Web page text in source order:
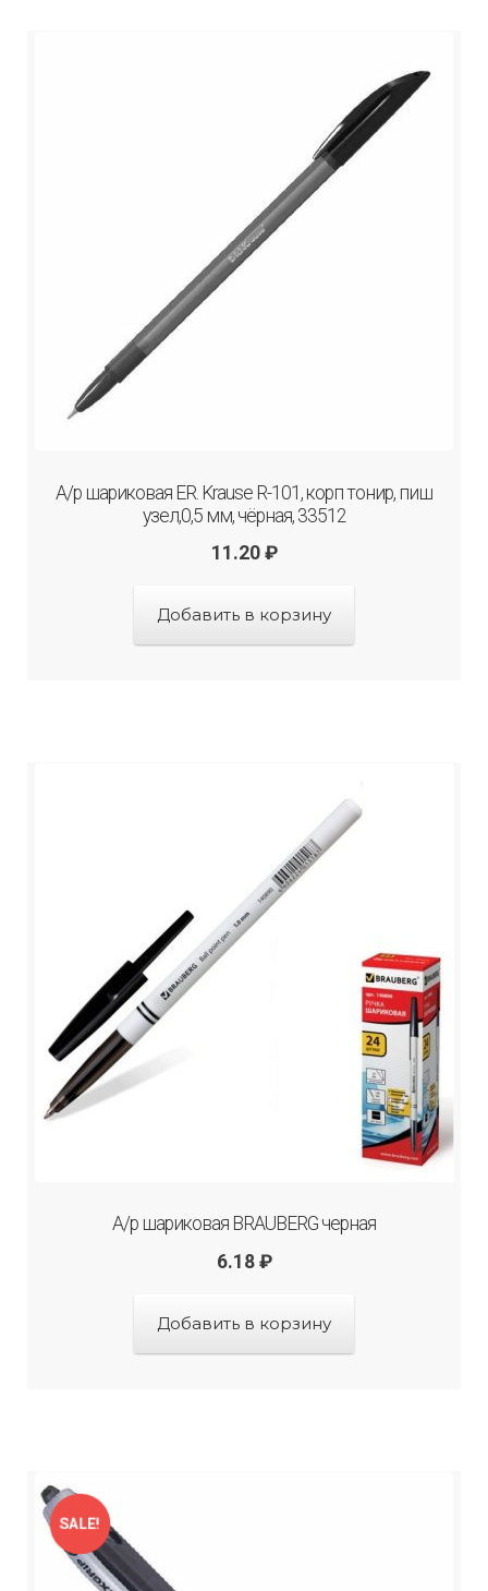
А/р шариковая ER. Krause R-101, корп тонир, пиш
узел,0,5 мм, чёрная, 33512
11.20 ₽
Добавить в корзину
А/р шариковая BRAUBERG черная
6.18 ₽
Добавить в корзину
SALE!